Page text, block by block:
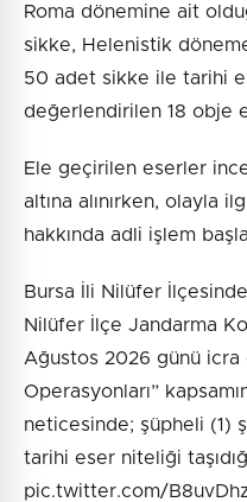
Roma dönemine ait
sikke, Helenistik
50 adet sikke ile tarihi
değerlendirilen 18 obje
Ele geçirilen eserler
altına alınırken, olayla
hakkında adli işlem
Bursa İli Nilüfer
Nilüfer İlçe Jandarma
Ağustos 2026 günü icra
Operasyonları”
neticesinde; şüpheli (1)
tarihi eser niteliği
pic.twitter.com/